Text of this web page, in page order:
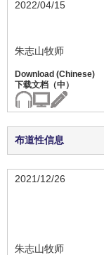
2022/04/15
朱志山牧师
布道性信息
2021/12/26
朱志山牧师